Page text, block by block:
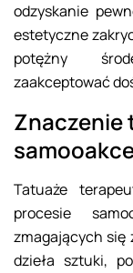
odzyskanie
estetyczne
potężny
zaakceptować
Znaczenie
Tatuaże
procesie
zmagających się
dzieła sztuki,